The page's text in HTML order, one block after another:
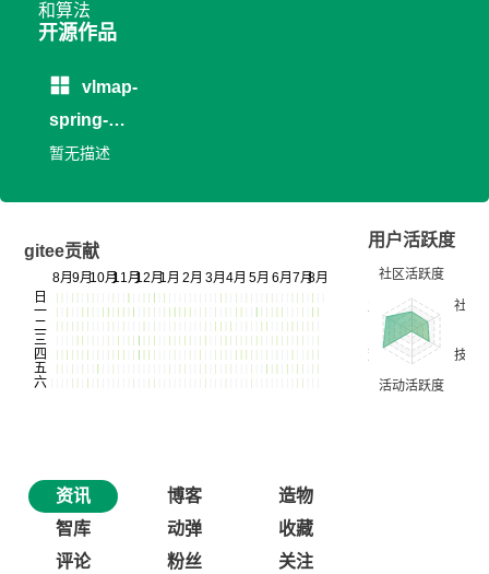
和算法
开源作品
vlmap-
spring-
loadbalancer
暂无描述
gitee贡献
用户活跃度
资讯 博客
造物
智库
动弹
收藏
评论
粉丝 关注